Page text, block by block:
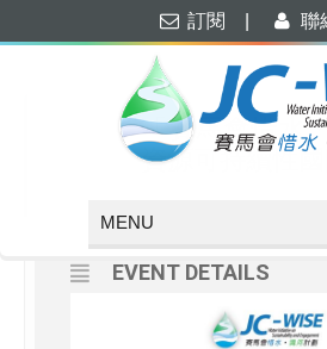
訂閱 聯
JULY, 2019
「賽馬會惜水
資源可持續性國
EVENT DETAILS